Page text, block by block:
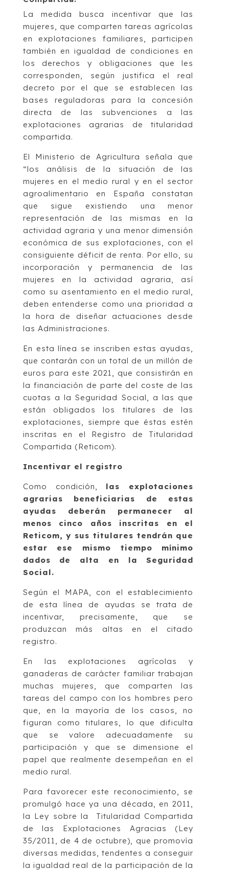
La medida busca incentivar que las
mujeres, que comparten tareas agrícolas
en explotaciones familiares, participen
también en igualdad de condiciones en
los derechos y obligaciones que les
corresponden, según justifica el real
decreto por el que se establecen las
bases reguladoras para la concesión
directa de las subvenciones a las
explotaciones agrarias de titularidad
compartida.
El Ministerio de Agricultura señala que
“los análisis de la situación de las
mujeres en el medio rural y en el sector
agroalimentario en España constatan
que sigue existiendo una menor
representación de las mismas en la
actividad agraria y una menor dimensión
económica de sus explotaciones, con el
consiguiente déficit de renta. Por ello, su
incorporación y permanencia de las
mujeres en la actividad agraria, así
como su asentamiento en el medio rural,
deben entenderse como una prioridad a
la hora de diseñar actuaciones desde
las Administraciones.
En esta línea se inscriben estas ayudas,
que contarán con un total de un millón de
euros para este 2021, que consistirán en
la financiación de parte del coste de las
cuotas a la Seguridad Social, a las que
están obligados los titulares de las
explotaciones, siempre que éstas estén
inscritas en el Registro de Titularidad
Compartida (Reticom).
Incentivar el registro
Como condición, las explotaciones
agrarias beneficiarias de estas
ayudas deberán permanecer al
menos cinco años inscritas en el
Reticom, y sus titulares tendrán que
estar ese mismo tiempo mínimo
dados de alta en la Seguridad
Social.
Según el MAPA, con el establecimiento
de esta línea de ayudas se trata de
incentivar, precisamente, que se
produzcan más altas en el citado
registro.
En las explotaciones agrícolas y
ganaderas de carácter familiar trabajan
muchas mujeres, que comparten las
tareas del campo con los hombres pero
que, en la mayoría de los casos, no
figuran como titulares, lo que dificulta
que se valore adecuadamente su
participación y que se dimensione el
papel que realmente desempeñan en el
medio rural.
Para favorecer este reconocimiento, se
promulgó hace ya una década, en 2011,
la Ley sobre la Titularidad Compartida
de las Explotaciones Agracias (Ley
35/2011, de 4 de octubre), que promovía
diversas medidas, tendentes a conseguir
la igualdad real de la participación de la